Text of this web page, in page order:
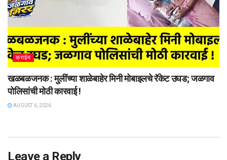
क्राईम
खळबळजनक : मुलींच्या शाळेबाहेर मिनी मोबाइलचे रॅकेट उघड; जळगाव
पोलिसांची मोठी कारवाई !
AUGUST 6, 2026
Leave a Reply